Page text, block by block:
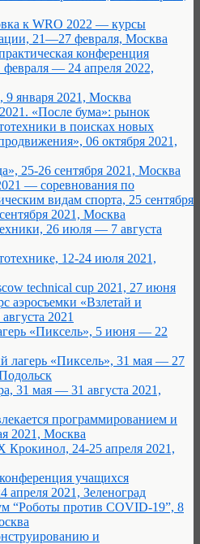
к WRO 2022 — курсы
21—27 февраля, Москва
конференция
— 24 апреля 2022,
января 2021, Москва
«После бума»: рынок
в поисках новых
06 октября 2021,
25-26 сентября 2021, Москва
— соревнования по
видам спорта, 25 сентября
2021, Москва
26 июля — 7 августа
12-24 июля 2021,
technical cup 2021, 27 июня
аэросъемки «Взлетай и
2021
«Пиксель», 5 июня — 22
лагерь «Пиксель», 31 мая — 27
31 мая — 31 августа 2021,
программированием и
2021, Москва
Крокинол, 24-25 апреля 2021,
учащихся
апреля 2021, Зеленоград
“Роботы против COVID-19”, 8
и